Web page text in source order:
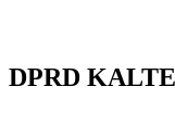
DPRD